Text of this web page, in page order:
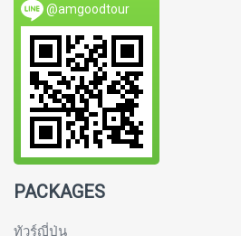
@amgoodtour
PACKAGES
ทัวร์ญี่ปุ่น